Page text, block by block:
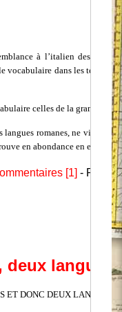
à l’italien des
vocabulaire dans les textes
celles de la
langues romanes, ne vient
en abondance en
[1] -
deux langues
ET DONC DEUX LANGUES